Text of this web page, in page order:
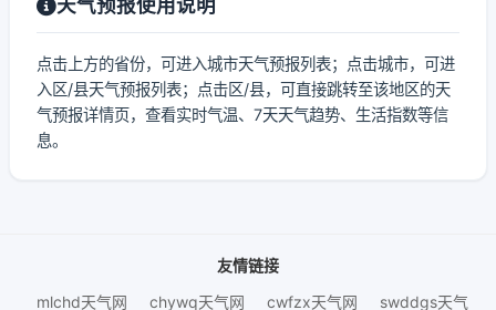
天气预报使用说明
点击上方的省份，可进入城市天气预报列表；点击城市，可进
入区/县天气预报列表；点击区/县，可直接跳转至该地区的天
气预报详情页，查看实时气温、7天天气趋势、生活指数等信
息。
友情链接
mlchd天气网
chywq天气网 cwfzx天气网 swddgs天气